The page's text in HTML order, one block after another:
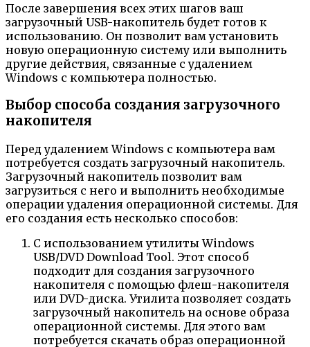
После завершения всех этих шагов ваш
загрузочный USB-накопитель будет готов к
использованию. Он позволит вам установить
новую операционную систему или выполнить
другие действия, связанные с удалением
Windows с компьютера полностью.
Выбор способа создания загрузочного
накопителя
Перед удалением Windows с компьютера вам
потребуется создать загрузочный накопитель.
Загрузочный накопитель позволит вам
загрузиться с него и выполнить необходимые
операции удаления операционной системы. Для
его создания есть несколько способов:
С использованием утилиты Windows
USB/DVD Download Tool. Этот способ
подходит для создания загрузочного
накопителя с помощью флеш-накопителя
или DVD-диска. Утилита позволяет создать
загрузочный накопитель на основе образа
операционной системы. Для этого вам
потребуется скачать образ операционной